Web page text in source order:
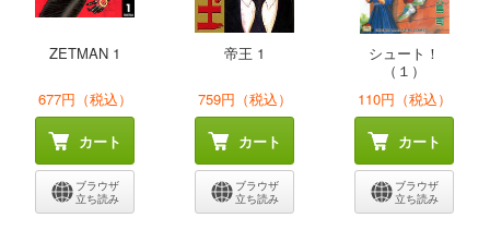
ZETMAN 1
677円（税込）
カート
ブラウザ
立ち読み
帝王 1
759円（税込）
カート
ブラウザ
立ち読み
シュート！
（１）
110円（税込）
カート
ブラウザ
立ち読み